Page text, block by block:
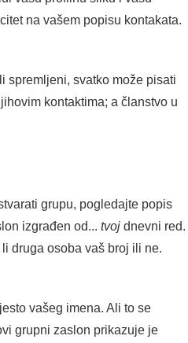
na vašem popisu kontakata.
spremljeni, svatko može pisati
kontaktima; a članstvo u
grupu, pogledajte popis
izgrađen od... tvoj dnevni red.
druga osoba vaš broj ili ne.
vašeg imena. Ali to se
grupni zaslon prikazuje je